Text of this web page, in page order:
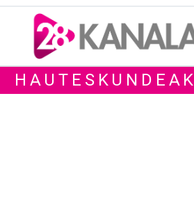
HAUTESKUNDEAK